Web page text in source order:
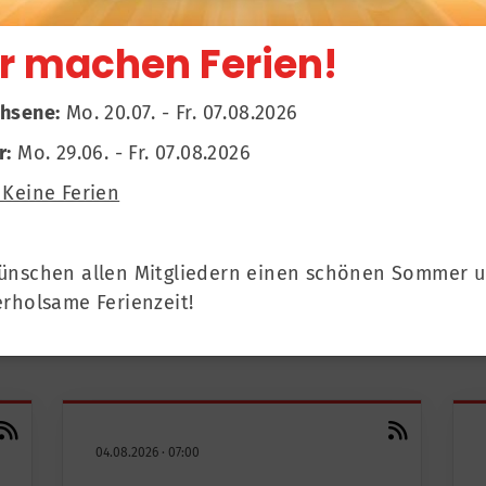
04.08.2026 · 07:00
machen Ferien!
Mo. 20.07. - Fr. 07.08.2026
Mo. 29.06. - Fr. 07.08.2026
Ferien
allen Mitgliedern einen schönen Sommer
Ferienzeit!